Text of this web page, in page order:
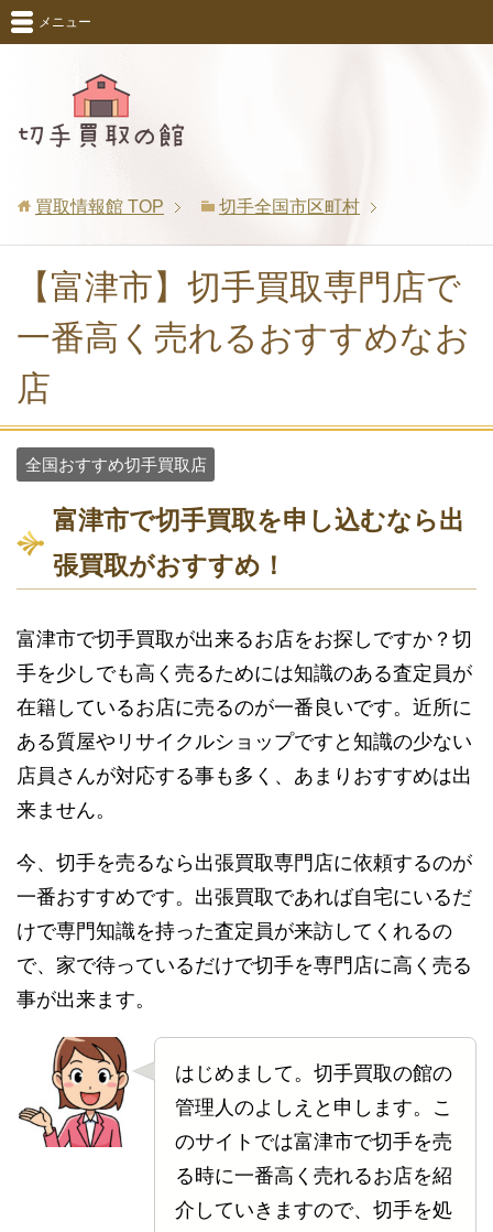
メニュー
買取情報館 TOP 切手全国市区町村
【富津市】切手買取専門店で
一番高く売れるおすすめなお
店
全国おすすめ切手買取店
富津市で切手買取を申し込むなら出
張買取がおすすめ！
富津市で切手買取が出来るお店をお探しですか？切
手を少しでも高く売るためには知識のある査定員が
在籍しているお店に売るのが一番良いです。近所に
ある質屋やリサイクルショップですと知識の少ない
店員さんが対応する事も多く、あまりおすすめは出
来ません。
今、切手を売るなら出張買取専門店に依頼するのが
一番おすすめです。出張買取であれば自宅にいるだ
けで専門知識を持った査定員が来訪してくれるの
で、家で待っているだけで切手を専門店に高く売る
事が出来ます。
はじめまして。切手買取の館の
管理人のよしえと申します。こ
のサイトでは富津市で切手を売
る時に一番高く売れるお店を紹
介していきますので、切手を処